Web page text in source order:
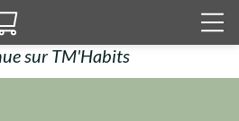
sur TM'Habits